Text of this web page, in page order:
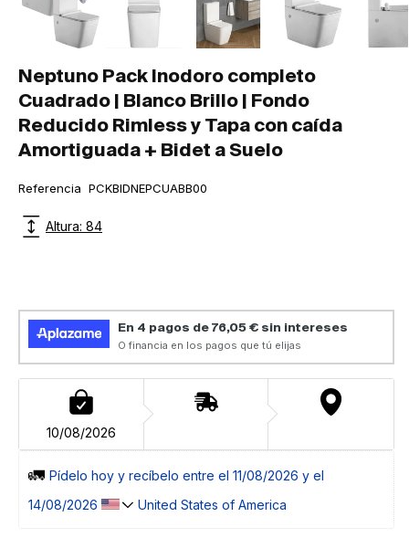
ventana
Neptuno Pack Inodoro completo
Cuadrado | Blanco Brillo | Fondo
Reducido Rimless y Tapa con caída
Amortiguada + Bidet a Suelo
SKU:
Referencia PCKBIDNEPCUABB00
Altura: 84
10/08/2026
🚛 Pídelo hoy y recíbelo entre el 11/08/2026 y el
14/08/2026
United States of America